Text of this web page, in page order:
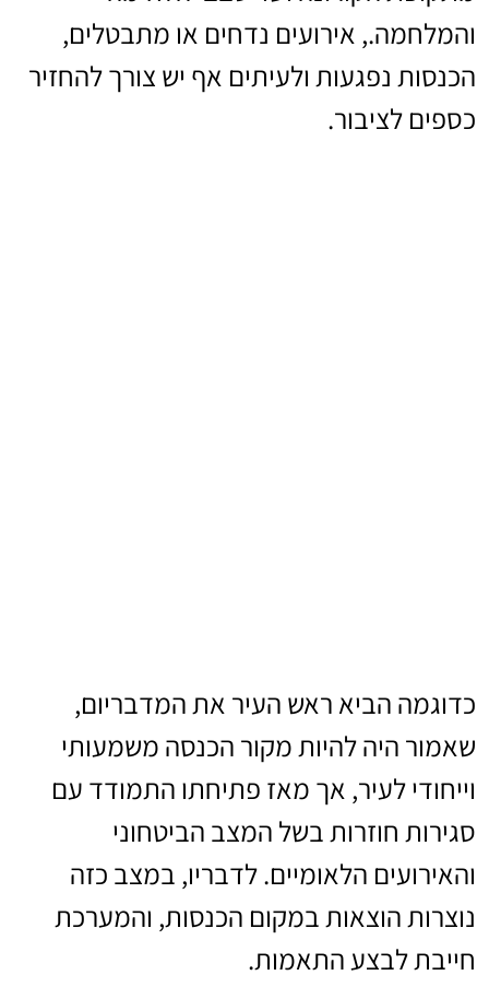
והמלחמה., אירועים נדחים או מתבטלים,
הכנסות נפגעות ולעיתים אף יש צורך להחזיר
כספים לציבור.
כדוגמה הביא ראש העיר את המדבריום,
שאמור היה להיות מקור הכנסה משמעותי
וייחודי לעיר, אך מאז פתיחתו התמודד עם
סגירות חוזרות בשל המצב הביטחוני
והאירועים הלאומיים. לדבריו, במצב כזה
נוצרות הוצאות במקום הכנסות, והמערכת
חייבת לבצע התאמות.